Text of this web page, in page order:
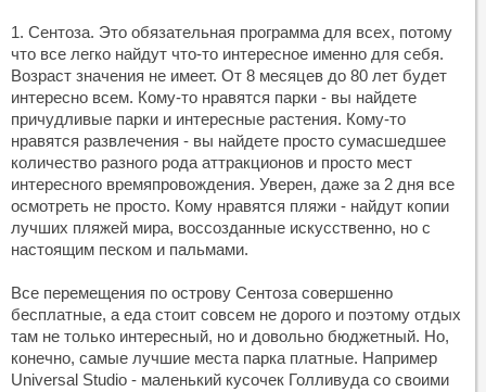
1. Сентоза. Это обязательная программа для всех, потому
что все легко найдут что-то интересное именно для себя.
Возраст значения не имеет. От 8 месяцев до 80 лет будет
интересно всем. Кому-то нравятся парки - вы найдете
причудливые парки и интересные растения. Кому-то
нравятся развлечения - вы найдете просто сумасшедшее
количество разного рода аттракционов и просто мест
интересного времяпровождения. Уверен, даже за 2 дня все
осмотреть не просто. Кому нравятся пляжи - найдут копии
лучших пляжей мира, воссозданные искусственно, но с
настоящим песком и пальмами.
Все перемещения по острову Сентоза совершенно
бесплатные, а еда стоит совсем не дорого и поэтому отдых
там не только интересный, но и довольно бюджетный. Но,
конечно, самые лучшие места парка платные. Например
Universal Studio - маленький кусочек Голливуда со своими